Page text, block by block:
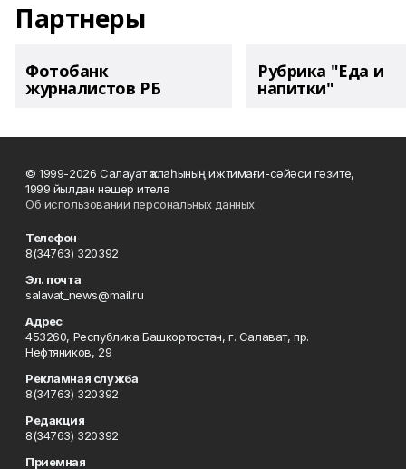
Партнеры
Фотобанк
журналистов РБ
Рубрика "Еда и
напитки"
© 1999-2026 Салауат ҡалаһының ижтимағи-сәйәси гәзите,
1999 йылдан нәшер ителә
Об использовании персональных данных
Телефон
8(34763) 320392
Эл. почта
salavat_news@mail.ru
Адрес
453260, Республика Башкортостан, г. Салават, пр.
Нефтяников, 29
Рекламная служба
8(34763) 320392
Редакция
8(34763) 320392
Приемная